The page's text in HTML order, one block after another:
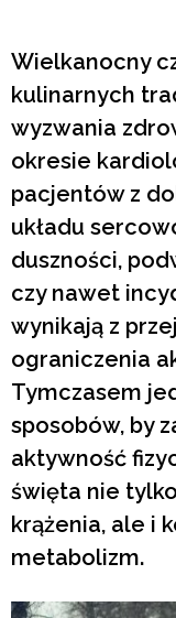
Wielkanocny
kulinarnych
wyzwania
okresie
pacjentów z
układu
duszności,
czy nawet
wynikają z
ograniczenia
Tymczasem
sposobów, by
aktywność
święta nie
krążenia, ale i
metabolizm.